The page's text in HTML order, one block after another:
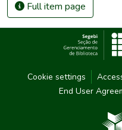
Full item page
Cookie settings
End User